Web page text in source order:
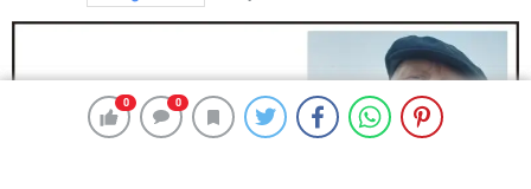
0 0
0 0